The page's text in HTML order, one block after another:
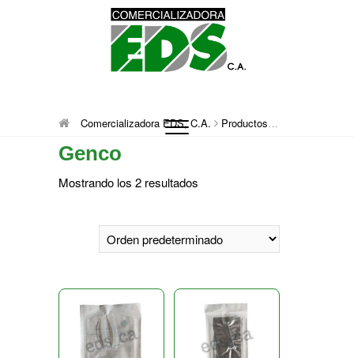
Comercializadora
EDS, C.A.
QUIRÚRGICO DESCARTABLE
Comercializadora EDS, C.A. Productos
Genco
Mostrando los 2 resultados